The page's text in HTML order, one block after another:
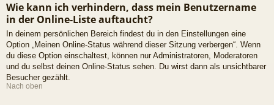
Wie kann ich verhindern, dass mein Benutzername
in der Online-Liste auftaucht?
In deinem persönlichen Bereich findest du in den Einstellungen eine
Option „Meinen Online-Status während dieser Sitzung verbergen“. Wenn
du diese Option einschaltest, können nur Administratoren, Moderatoren
und du selbst deinen Online-Status sehen. Du wirst dann als unsichtbarer
Besucher gezählt.
Nach oben